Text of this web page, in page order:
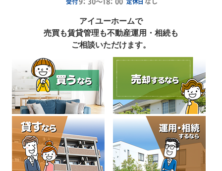
アイユーホームで
売買も賃貸管理も不動産運用・相続も
ご相談いただけます。